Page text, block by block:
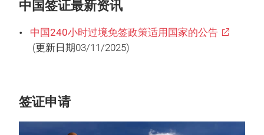
中国签证最新资讯
中国240小时过境免签政策适用国家的公告
(更新日期03/11/2025)
签证申请